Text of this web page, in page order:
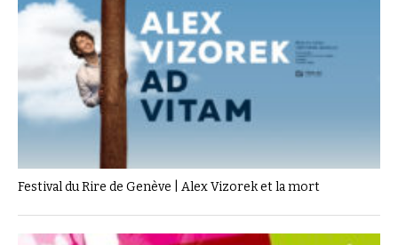
Festival du Rire de Genève | Alex Vizorek et la mort